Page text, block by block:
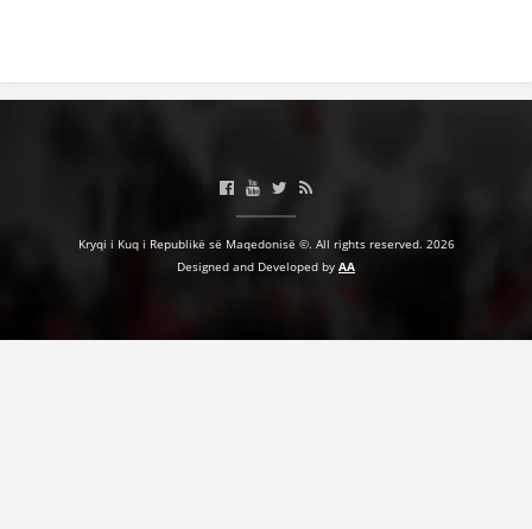
Kryqi i Kuq i Republikë së Maqedonisë ©. All rights reserved. 2026
Designed and Developed by AA